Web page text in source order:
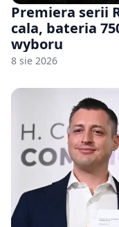
Premiera serii
cala, bateria
wyboru
8 sie 2026